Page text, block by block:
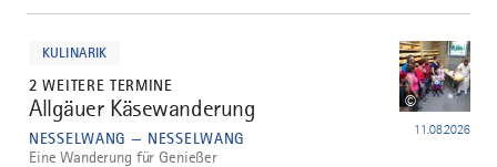
KULINARIK
2 WEITERE TERMINE
1
Allgäuer Käsewanderung
NESSELWANG — NESSELWANG 11.08.2026
©
Eine Wanderung für Genießer